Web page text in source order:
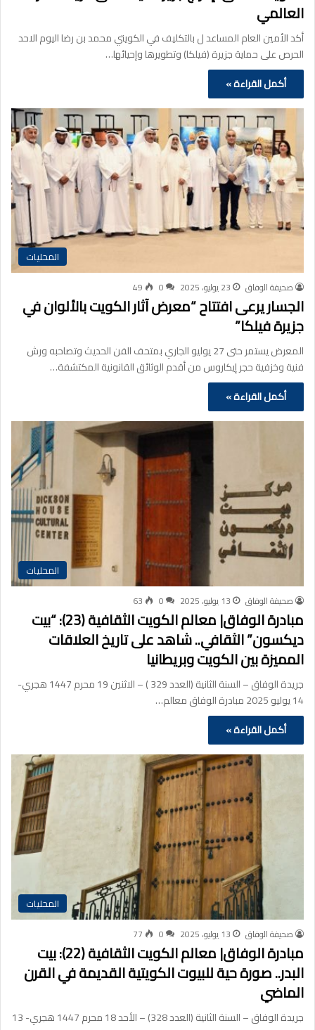
العالمي
أكد الأمين العام المساعد ل بالتكليف في الكويتي محمد بن رضا اليوم الاحد
الحرص على حماية جزيرة (فيلكا) وتطويرها وإحيائها…
أكمل القراءة »
المحليات
صحيفة الوفاق 23 يوليو، 2025 0
49
الجسار يرعى افتتاح “معرض آثار الكويت بالألوان في
جزيرة فيلكا”
المعرض يستمر حتى 27 يوليو الجاري بمتحف الفن الحديث وتصاحبه ورش
فنية وخزفية حجر إيكاروس من أقدم الوثائق القانونية المكتشفة…
أكمل القراءة »
المحليات
صحيفة الوفاق 13 يوليو، 2025 0
63
مبادرة الوفاق| معالم الكويت الثقافية (23): “بيت
ديكسون” الثقافي.. شاهد على تاريخ العلاقات
المميزة بين الكويت وبريطانيا
جريدة الوفاق – السنة الثانية (العدد 329 ) – الاثنين 19 محرم 1447 هجري-
14 يوليو 2025 مبادرة الوفاق معالم…
أكمل القراءة »
المحليات
صحيفة الوفاق 13 يوليو، 2025 0
77
مبادرة الوفاق| معالم الكويت الثقافية (22): بيت
البدر.. صورة حية للبيوت الكويتية القديمة في القرن
الماضي
جريدة الوفاق – السنة الثانية (العدد 328) – الأحد 18 محرم 1447 هجري- 13